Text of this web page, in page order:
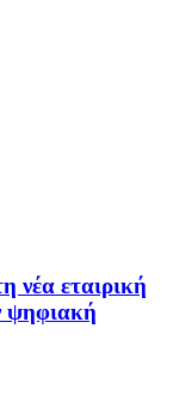
νέα εταιρική
ψηφιακή